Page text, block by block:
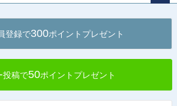
へ
登録で300ポイントプレゼント
投稿で50ポイントプレゼント